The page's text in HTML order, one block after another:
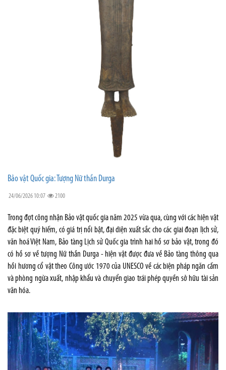
Bảo vật Quốc gia: Tượng Nữ thần Durga
24/06/2026 10:07 2100
Trong đợt công nhận Bảo vật quốc gia năm 2025 vừa qua, cùng với các hiện vật
đặc biệt quý hiếm, có giá trị nổi bật, đại diện xuất sắc cho các giai đoạn lịch sử,
văn hoá Việt Nam, Bảo tàng Lịch sử Quốc gia trình hai hồ sơ bảo vật, trong đó
có hồ sơ về tượng Nữ thần Durga - hiện vật được đưa về Bảo tàng thông qua
hồi hương cổ vật theo Công ước 1970 của UNESCO về các biện pháp ngăn cấm
và phòng ngừa xuất, nhập khẩu và chuyển giao trái phép quyền sở hữu tài sản
văn hóa.